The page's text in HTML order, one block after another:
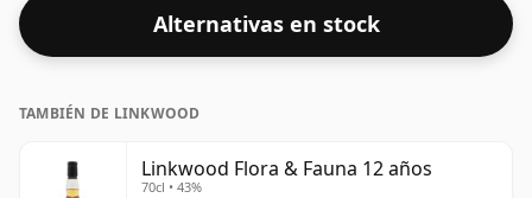
consumidores presionan a los productores para que
embotellen más cerca del 43% o 46%, todavía hay
Alternativas en stock
TAMBIÉN DE LINKWOOD
Linkwood Flora & Fauna 12 años
70cl • 43%